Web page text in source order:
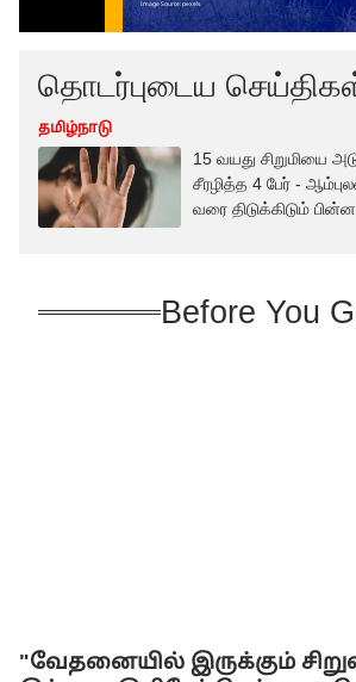
தொடர்புடைய
தமிழ்நாடு
15 வயது சிறுமியை
சீரழித்த 4 பேர் -
வரை திடுக்கிடும்
Before You
"வேதனையில் இருக்கும்